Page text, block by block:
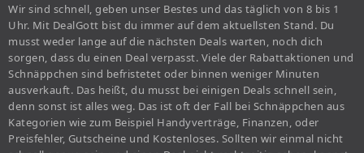
Wir sind schnell, geben unser Bestes und das täglich von 8 bis 1
Uhr. Mit DealGott bist du immer auf dem aktuellsten Stand. Du
musst weder lange auf die nächsten Deals warten, noch dich
sorgen, dass du einen Deal verpasst. Viele der Rabattaktionen und
Schnäppchen sind befristetet oder binnen weniger Minuten
ausverkauft. Das heißt, du musst bei einigen Deals schnell sein,
denn sonst ist alles weg. Das ist oft der Fall bei Schnäppchen aus
Kategorien wie zum Beispiel Handyverträge, Finanzen, oder
Preisfehler, Gutscheine und Kostenloses. Sollten wir einmal nicht